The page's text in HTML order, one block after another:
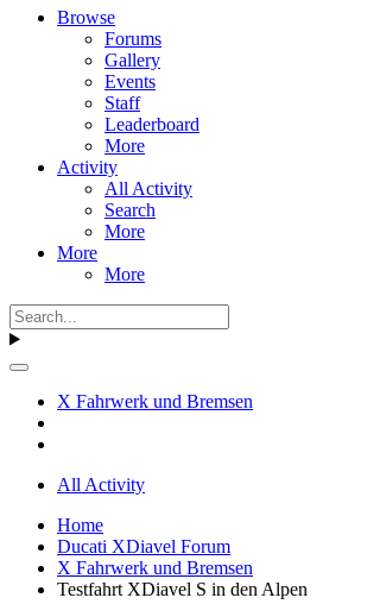
Browse
Forums
Gallery
Events
Staff
Leaderboard
More
Activity
All Activity
Search
More
More
More
X Fahrwerk und Bremsen
All Activity
Home
Ducati XDiavel Forum
X Fahrwerk und Bremsen
Testfahrt XDiavel S in den Alpen